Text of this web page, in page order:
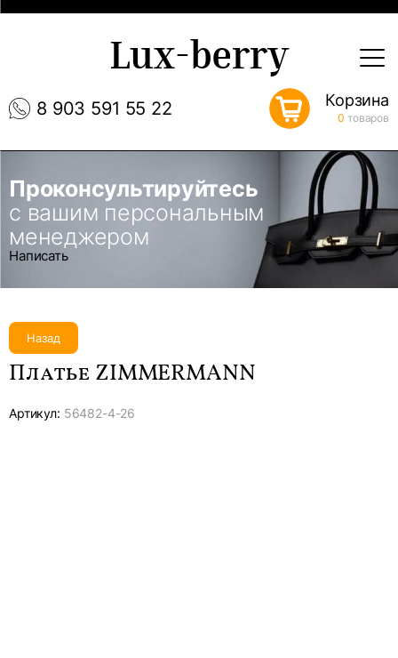
8 903 591 55 22
Lux-berry
Корзина
0 товаров
Проконсультируйтесь
с вашим персональным
менеджером
Написать
Назад
Платье ZIMMERMANN
Артикул: 56482-4-26